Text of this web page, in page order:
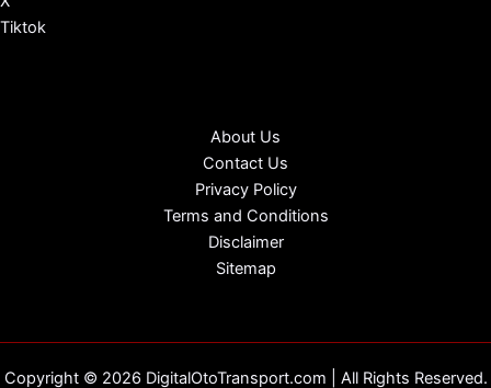
Tiktok
About Us
Contact Us
Privacy Policy
Terms and Conditions
Disclaimer
Sitemap
Copyright © 2026 DigitalOtoTransport.com | All Rights Reserved.